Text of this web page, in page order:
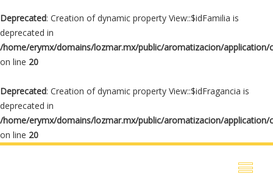
Deprecated: Creation of dynamic property View::$idFamilia is
deprecated in
/home/erymx/domains/lozmar.mx/public/aromatizacion/application/
on line 20
Deprecated: Creation of dynamic property View::$idFragancia is
deprecated in
/home/erymx/domains/lozmar.mx/public/aromatizacion/application/
on line 20